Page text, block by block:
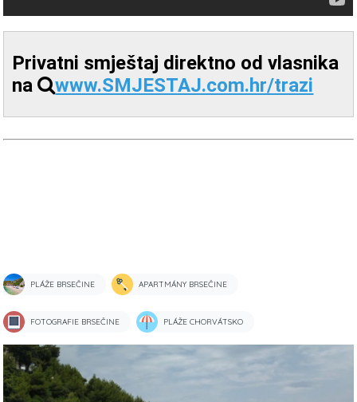
Privatni smještaj direktno od vlasnika
na
www.SMJESTAJ.com.hr/trazi
PLÁŽE BRSEČINE APARTMÁNY BRSEČINE
FOTOGRAFIE BRSEČINE PLÁŽE CHORVÁTSKO